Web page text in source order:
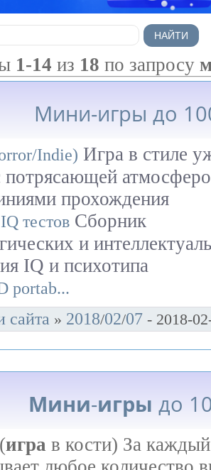
1-14 из 18 по запросу
Мини-игры до
Indie) Игра в стиле
потрясающей
прохождения
тестов Сборник
и
IQ и психотипа
portab...
сайта » 2018/02/07 - 2018-
Мини-игры до
игра в кости) За